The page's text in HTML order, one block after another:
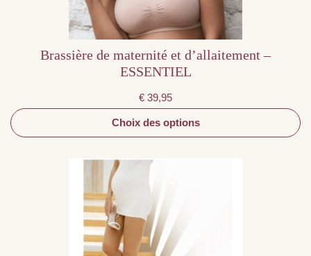
Brassière de maternité et d’allaitement –
ESSENTIEL
€ 39,95
Choix des options
du
produit
Les
options
peuvent
être